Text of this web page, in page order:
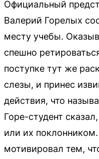
Официальный
Валерий Горелых
месту учебы.
спешно
поступке тут же
слезы, и принес
действия, что
Горе-студент
или их
мотивировал тем,